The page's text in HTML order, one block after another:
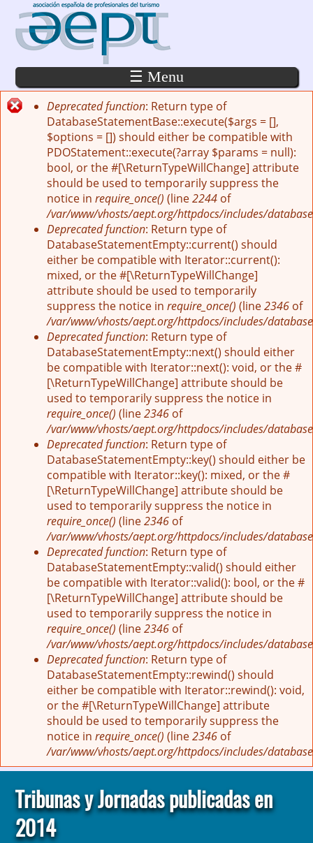
Pasar al contenido principal
☰ Menu
Mensaje de error
Deprecated function: Return type of
DatabaseStatementBase::execute($args = [],
$options = []) should either be compatible with
PDOStatement::execute(?array $params = null):
bool, or the #[\ReturnTypeWillChange] attribute
should be used to temporarily suppress the
notice in require_once() (line2244 of
/var/www/vhosts/aept.org/httpdocs/includes/
Deprecated function: Return type of
DatabaseStatementEmpty::current() should
either be compatible with Iterator::current():
mixed, or the #[\ReturnTypeWillChange]
attribute should be used to temporarily
suppress the notice in require_once() (line2346 of
/var/www/vhosts/aept.org/httpdocs/includes/
Deprecated function: Return type of
DatabaseStatementEmpty::next() should either
be compatible with Iterator::next(): void, or the #
[\ReturnTypeWillChange] attribute should be
used to temporarily suppress the notice in
require_once() (line2346 of
/var/www/vhosts/aept.org/httpdocs/includes/
Deprecated function: Return type of
DatabaseStatementEmpty::key() should either be
compatible with Iterator::key(): mixed, or the #
[\ReturnTypeWillChange] attribute should be
used to temporarily suppress the notice in
require_once() (line2346 of
/var/www/vhosts/aept.org/httpdocs/includes/
Deprecated function: Return type of
DatabaseStatementEmpty::valid() should either
be compatible with Iterator::valid(): bool, or the #
[\ReturnTypeWillChange] attribute should be
used to temporarily suppress the notice in
require_once() (line2346 of
/var/www/vhosts/aept.org/httpdocs/includes/
Deprecated function: Return type of
DatabaseStatementEmpty::rewind() should
either be compatible with Iterator::rewind(): void,
or the #[\ReturnTypeWillChange] attribute
should be used to temporarily suppress the
notice in require_once() (line2346 of
/var/www/vhosts/aept.org/httpdocs/includes/
Tribunas y Jornadas publicadas en
2014